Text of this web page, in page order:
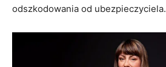
odszkodowania od ubezpieczyciela.